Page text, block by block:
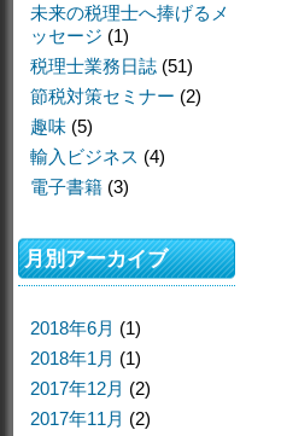
未来の税理士へ捧げるメ
ッセージ (1)
税理士業務日誌 (51)
節税対策セミナー (2)
趣味 (5)
輸入ビジネス (4)
電子書籍 (3)
月別アーカイブ
2018年6月 (1)
2018年1月 (1)
2017年12月 (2)
2017年11月 (2)